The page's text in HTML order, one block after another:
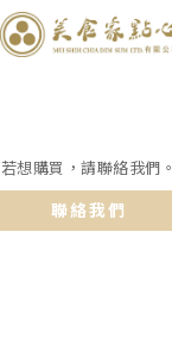
若想購買，請聯絡我們。
聯絡我們